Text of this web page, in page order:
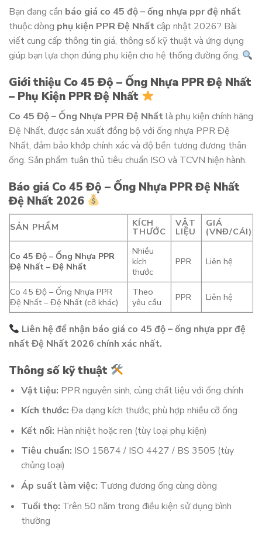
Bạn đang cần báo giá co 45 độ – ống nhựa ppr đệ nhất
thuộc dòng phụ kiện PPR Đệ Nhấtcập nhật 2026? Bài
viết cung cấp thông tin giá, thông số kỹ thuật và ứng dụng
giúp bạn lựa chọn đúng phụ kiện cho hệ thống đường ống.
Giới thiệu Co 45 Độ – Ống Nhựa PPR Đệ Nhất
– Phụ Kiện PPR Đệ Nhất
Co 45 Độ – Ống Nhựa PPR Đệ Nhấtlà phụ kiện chính hãng
Đệ Nhất, được sản xuất đồng bộ với ống nhựa PPR Đệ
Nhất, đảm bảo khớp chính xác và độ bền tương đương thân
ống. Sản phẩm tuân thủ tiêu chuẩn ISO và TCVN hiện hành.
Báo giá Co 45 Độ – Ống Nhựa PPR Đệ Nhất
Đệ Nhất 2026
SẢN PHẨM KÍCH
THƯỚC
VẬT
LIỆU
GIÁ
(VNĐ/CÁI)
Co 45 Độ – Ống Nhựa PPR
Đệ Nhất – Đệ Nhất
Nhiều
kích
thước
PPR Liên hệ
Co 45 Độ – Ống Nhựa PPR
Đệ Nhất – Đệ Nhất (cỡ khác)
Theo
yêu cầu
PPR Liên hệ
Liên hệ để nhận báo giá co 45 độ – ống nhựa ppr đệ
nhất Đệ Nhất 2026 chính xác nhất.
Thông số kỹ thuật
Vật liệu: PPR nguyên sinh, cùng chất liệu với ống chính
Kích thước: Đa dạng kích thước, phù hợp nhiều cỡ ống
Kết nối: Hàn nhiệt hoặc ren (tùy loại phụ kiện)
Tiêu chuẩn: ISO 15874 / ISO 4427 / BS 3505 (tùy
chủng loại)
Áp suất làm việc: Tương đương ống cùng dòng
Tuổi thọ: Trên 50 năm trong điều kiện sử dụng bình
thường